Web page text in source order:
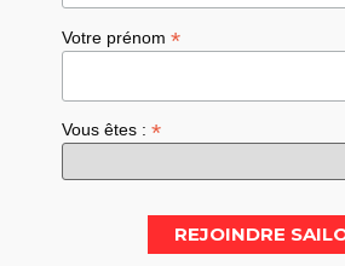
Votre prénom*
Vous êtes :*